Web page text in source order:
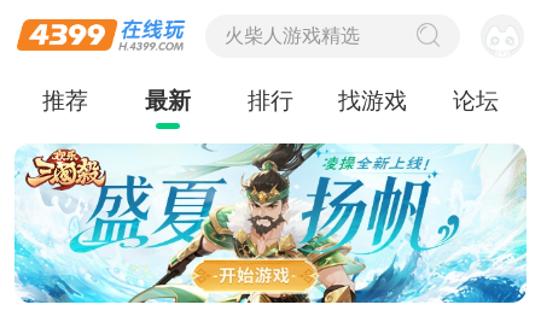
双人游戏
双人
推荐 最新 排行 找游戏 论坛